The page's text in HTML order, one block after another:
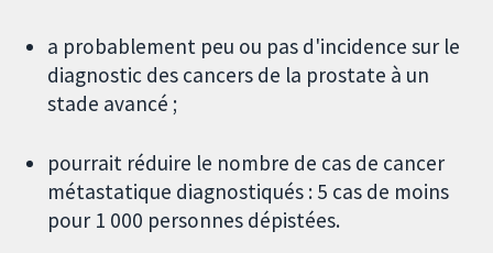
a probablement peu ou pas d'incidence sur le
diagnostic des cancers de la prostate à un
stade avancé ;
pourrait réduire le nombre de cas de cancer
métastatique diagnostiqués : 5 cas de moins
pour 1 000 personnes dépistées.